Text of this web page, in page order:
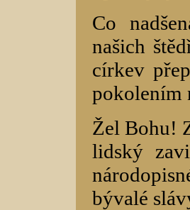
Co
našich
církev
pokolením
Žel Bohu!
lidský
bývalé